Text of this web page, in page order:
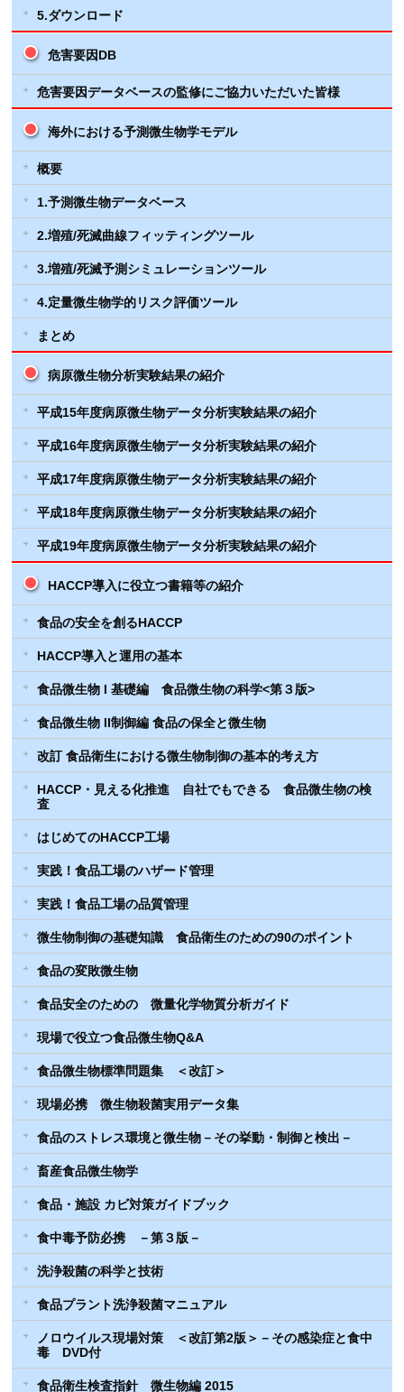
5.ダウンロード
危害要因DB
危害要因データベースの監修にご協力いただいた皆様
海外における予測微生物学モデル
概要
1.予測微生物データベース
2.増殖/死滅曲線フィッティングツール
3.増殖/死滅予測シミュレーションツール
4.定量微生物学的リスク評価ツール
まとめ
病原微生物分析実験結果の紹介
平成15年度病原微生物データ分析実験結果の紹介
平成16年度病原微生物データ分析実験結果の紹介
平成17年度病原微生物データ分析実験結果の紹介
平成18年度病原微生物データ分析実験結果の紹介
平成19年度病原微生物データ分析実験結果の紹介
HACCP導入に役立つ書籍等の紹介
食品の安全を創るHACCP
HACCP導入と運用の基本
食品微生物 I 基礎編 食品微生物の科学<第３版>
食品微生物 II制御編 食品の保全と微生物
改訂 食品衛生における微生物制御の基本的考え方
HACCP・見える化推進 自社でもできる 食品微生物の検
査
はじめてのHACCP工場
実践！食品工場のハザード管理
実践！食品工場の品質管理
微生物制御の基礎知識 食品衛生のための90のポイント
食品の変敗微生物
食品安全のための 微量化学物質分析ガイド
現場で役立つ食品微生物Q&A
食品微生物標準問題集 ＜改訂＞
現場必携 微生物殺菌実用データ集
食品のストレス環境と微生物－その挙動・制御と検出－
畜産食品微生物学
食品・施設 カビ対策ガイドブック
食中毒予防必携 －第３版－
洗浄殺菌の科学と技術
食品プラント洗浄殺菌マニュアル
ノロウイルス現場対策 ＜改訂第2版＞－その感染症と食中
毒 DVD付
食品衛生検査指針 微生物編 2015